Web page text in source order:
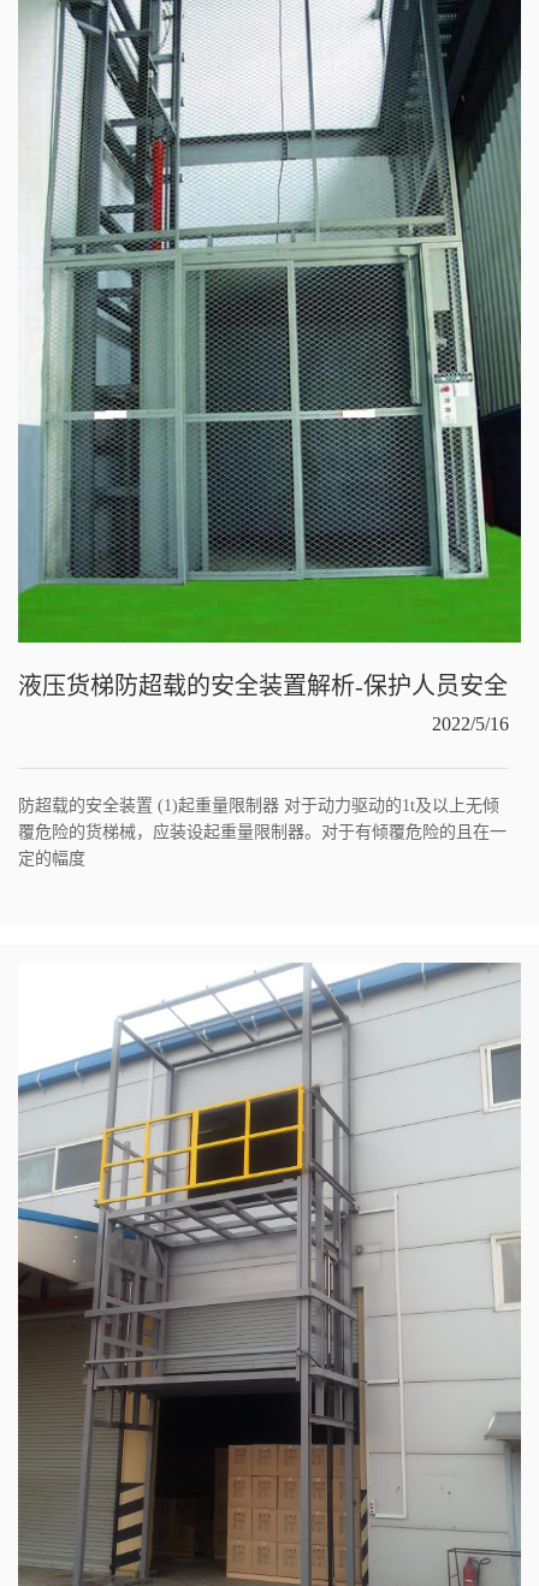
液压货梯防超载的安全装置解析-保护人员安全
2022/5/16
防超载的安全装置 (1)起重量限制器 对于动力驱动的1t及以上无倾
覆危险的货梯械，应装设起重量限制器。对于有倾覆危险的且在一
定的幅度